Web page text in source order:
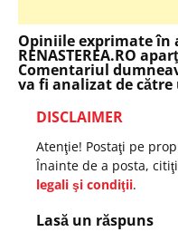
Opiniile exprimate în
RENASTEREA.RO
Comentariul
va fi analizat de
DISCLAIMER
Atenţie! Postaţi pe
Înainte de a posta,
legali şi condiţii.
Lasă un răspuns